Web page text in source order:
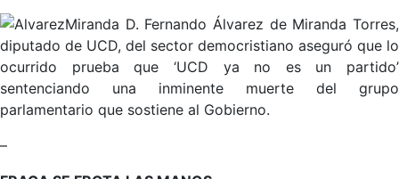
D. Fernando Álvarez de Miranda Torres,
diputado de UCD, del sector democristiano aseguró que lo
ocurrido prueba que ‘UCD ya no es un partido’
sentenciando una inminente muerte del grupo
parlamentario que sostiene al Gobierno.
–